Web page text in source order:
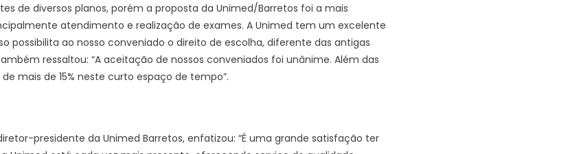
de diversos planos, porém a proposta da Unimed/Barretos foi a mais
atendimento e realização de exames. A Unimed tem um excelente
possibilita ao nosso conveniado o direito de escolha, diferente das antigas
ressaltou: “A aceitação de nossos conveniados foi unânime. Além das
mais de 15% neste curto espaço de tempo”.
presidente da Unimed Barretos, enfatizou: “É uma grande satisfação ter